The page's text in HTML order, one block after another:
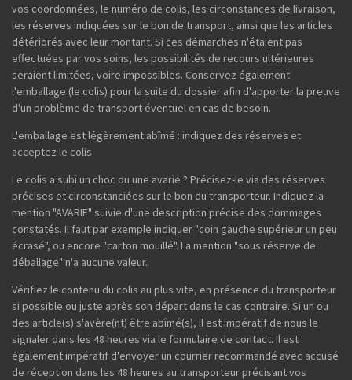
vos coordonnées, le numéro de colis, les circonstances de livraison,
les réserves indiquées sur le bon de transport, ainsi que les articles
détériorés avec leur montant. Si ces démarches n'étaient pas
effectuées par vos soins, les possibilités de recours ultérieures
seraient limitées, voire impossibles. Conservez également
l'emballage (le colis) pour la suite du dossier afin d'apporter la preuve
d'un problème de transport éventuel en cas de besoin.
L'emballage est légèrement abîmé : indiquez des réserves et
acceptez le colis
Le colis a subi un choc ou une avarie ? Précisez-le via des réserves
précises et circonstanciées sur le bon du transporteur. Indiquez la
mention "AVARIE" suivie d'une description précise des dommages
constatés. Il faut par exemple indiquer "coin gauche supérieur un peu
écrasé", ou encore "carton mouillé". La mention "sous réserve de
déballage" n'a aucune valeur.
Vérifiez le contenu du colis au plus vite, en présence du transporteur
si possible ou juste après son départ dans le cas contraire. Si un ou
des article(s) s'avère(nt) être abîmé(s), il est impératif de nous le
signaler dans les 48 heures via le formulaire de contact. Il est
également impératif d'envoyer un courrier recommandé avec accusé
de réception dans les 48 heures au transporteur précisant vos